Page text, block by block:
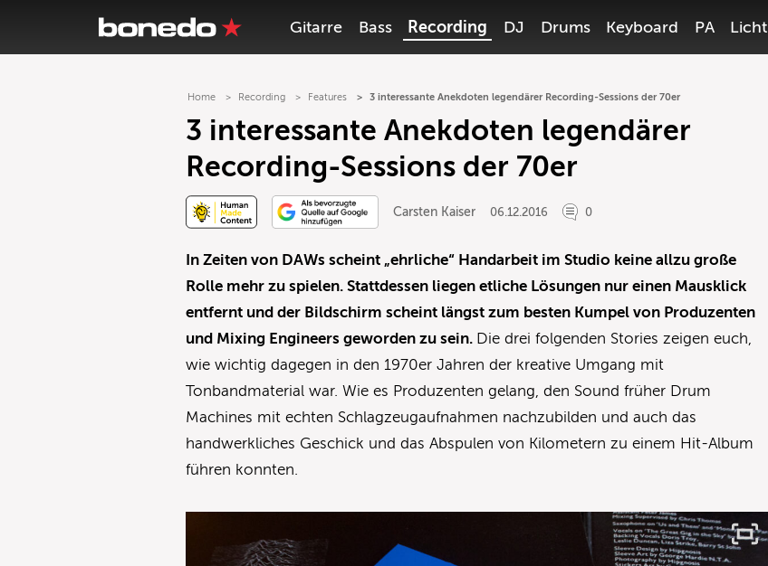
Gitarre Bass Recording DJ Drums Keyboard PA Licht
Home Recording Features 3 interessante Anekdoten legendärer Recording-Sessions der 70er
3 interessante Anekdoten legendärer
Recording-Sessions der 70er
Carsten Kaiser 06.12.2016 0
In Zeiten von DAWs scheint „ehrliche“ Handarbeit im Studio keine allzu große
Rolle mehr zu spielen. Stattdessen liegen etliche Lösungen nur einen Mausklick
entfernt und der Bildschirm scheint längst zum besten Kumpel von Produzenten
und Mixing Engineers geworden zu sein. Die drei folgenden Stories zeigen euch,
wie wichtig dagegen in den 1970er Jahren der kreative Umgang mit
Tonbandmaterial war. Wie es Produzenten gelang, den Sound früher Drum
Machines mit echten Schlagzeugaufnahmen nachzubilden und auch das
handwerkliches Geschick und das Abspulen von Kilometern zu einem Hit-Album
führen konnten.